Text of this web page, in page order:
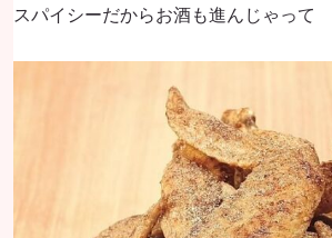
スパイシーだからお酒も進んじゃって